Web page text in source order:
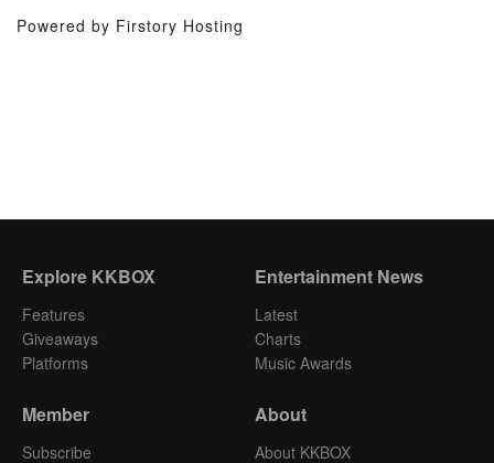
Powered by Firstory Hosting
Explore KKBOX
Features
Giveaways
Platforms
Entertainment News
Latest
Charts
Music Awards
Member
Subscribe
About
About KKBOX